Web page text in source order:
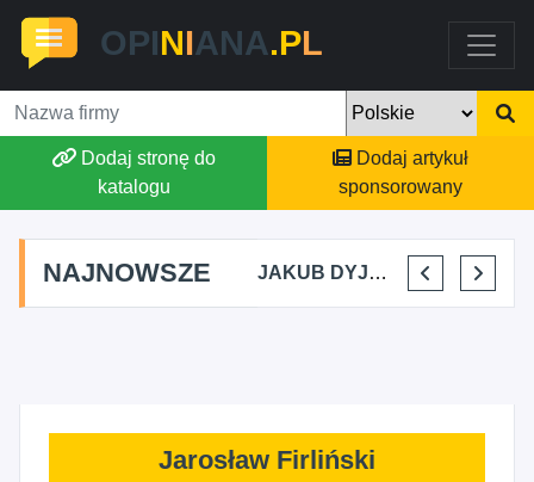
OPINIANA.PL
Dodaj stronę do
katalogu
Dodaj artykuł
sponsorowany
NAJNOWSZE
MARTA BRACHA JAKUB DYJAKIEWICZ POLISH LODA ELENA MAKARCHIK
Jarosław Firliński